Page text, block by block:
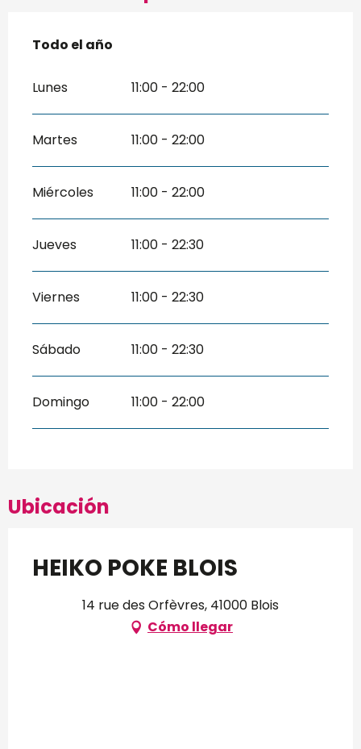
Todo el año
Todo el año
Lunes 11:00 - 22:00
Martes 11:00 - 22:00
Miércoles 11:00 - 22:00
Jueves 11:00 - 22:30
Viernes 11:00 - 22:30
Sábado 11:00 - 22:30
Domingo 11:00 - 22:00
Ubicación
HEIKO POKE BLOIS
14 rue des Orfèvres, 41000 Blois
Cómo llegar